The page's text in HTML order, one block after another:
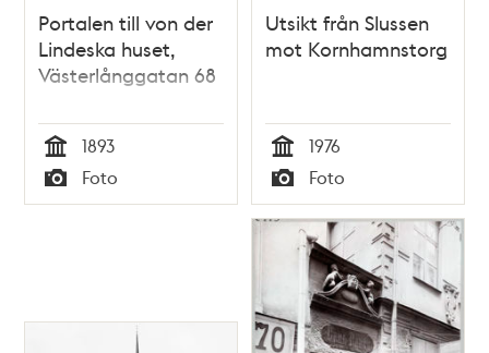
Portalen till von der
Lindeska huset,
Västerlånggatan 68
Tid
1893
Typ
Foto
Utsikt från Slussen
mot Kornhamnstorg
Tid
1976
Typ
Foto